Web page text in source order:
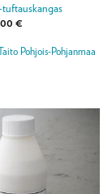
€Hintaluokka:
195,00 €
Pohjois-Pohjanmaa